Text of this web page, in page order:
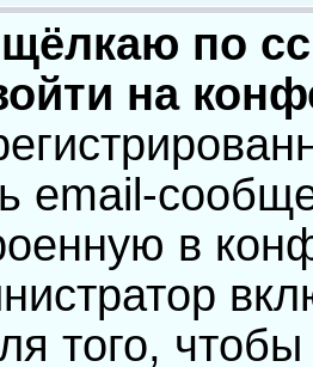
щёлкаю по
на
email-
в
того, чтобы